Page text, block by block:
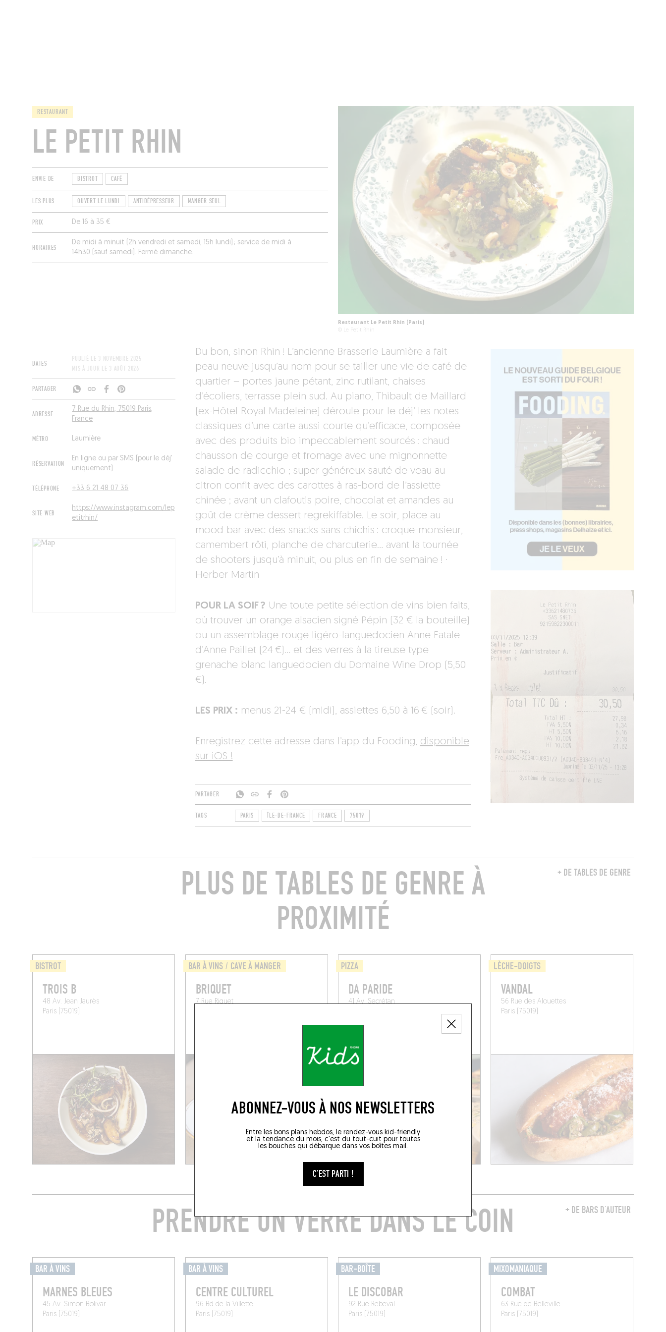
ABONNEZ-VOUS À NOS NEWSLETTERS
Entre les bons plans hebdos, le rendez-vous kid-friendly
et la tendance du mois, c'est du tout-cuit pour toutes
les bouches qui débarque dans vos boîtes mail.
C'EST PARTI !
RESTAURANT
LE PETIT RHIN
ENVIE DE BISTROT CAFÉ
LES PLUS OUVERT LE LUNDI ANTIDÉPRESSEUR MANGER SEUL
PRIX De 16 à 35 €
HORAIRES
De midi à minuit (2h vendredi et samedi, 15h lundi) ; service de midi à
14h30 (sauf samedi). Fermé dimanche.
Restaurant Le Petit Rhin (Paris)
© Le Petit Rhin
DATES
PUBLIÉ LE 3 NOVEMBRE 2025
MIS À JOUR LE 3 AOÛT 2026
PARTAGER
ADRESSE
7 Rue du Rhin, 75019 Paris,
France
MÉTRO Laumière
RÉSERVATION
En ligne ou par SMS (pour le déj’
uniquement)
TÉLÉPHONE +33 6 21 48 07 36
SITE WEB
https://www.instagram.com/lep
etitrhin/
Du bon, sinon Rhin ! L’ancienne Brasserie Laumière a fait
peau neuve jusqu’au nom pour se tailler une vie de café de
quartier – portes jaune pétant, zinc rutilant, chaises
d’écoliers, terrasse plein sud. Au piano, Thibault de Maillard
(ex-Hôtel Royal Madeleine) déroule pour le déj’ les notes
classiques d’une carte aussi courte qu’efficace, composée
avec des produits bio impeccablement sourcés : chaud
chausson de courge et fromage avec une mignonnette
salade de radicchio ; super généreux sauté de veau au
citron confit avec des carottes à ras-bord de l’assiette
chinée ; avant un clafoutis poire, chocolat et amandes au
goût de crème dessert regrekiffable. Le soir, place au
mood bar avec des snacks sans chichis : croque-monsieur,
camembert rôti, planche de charcuterie… avant la tournée
de shooters jusqu’à minuit, ou plus en fin de semaine ! ·
Herber Martin
POUR LA SOIF ? Une toute petite sélection de vins bien faits,
où trouver un orange alsacien signé Pépin (32 € la bouteille)
ou un assemblage rouge ligéro-languedocien Anne Fatale
d’Anne Paillet (24 €)… et des verres à la tireuse type
grenache blanc languedocien du Domaine Wine Drop (5,50
€).
LES PRIX : menus 21-24 € (midi), assiettes 6,50 à 16 € (soir).
Enregistrez cette adresse dans l’app du Fooding, disponible
sur iOS !
PARTAGER
TAGS PARIS ÎLE-DE-FRANCE FRANCE 75019
+ DE TABLES DE GENRE
PLUS DE TABLES DE GENRE À
PROXIMITÉ
BISTROT
TROIS B
48 Av. Jean Jaurès
Paris (75019)
BAR À VINS / CAVE À MANGER
BRIQUET
7 Rue Riquet
PIZZA
DA PARIDE
41 Av. Secrétan
LÈCHE-DOIGTS
VANDAL
56 Rue des Alouettes
Paris (75019)
+ DE BARS D’AUTEUR
PRENDRE UN VERRE DANS LE COIN
BAR À VINS
MARNES BLEUES
45 Av. Simon Bolivar
Paris (75019)
BAR À VINS
CENTRE CULTUREL
96 Bd de la Villette
Paris (75019)
BAR-BOÎTE
LE DISCOBAR
92 Rue Rebeval
Paris (75019)
MIXOMANIAQUE
COMBAT
63 Rue de Belleville
Paris (75019)